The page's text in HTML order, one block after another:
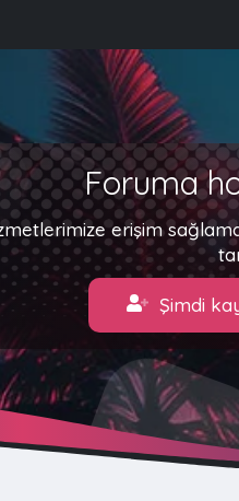
Foruma
erişim
Şimdi